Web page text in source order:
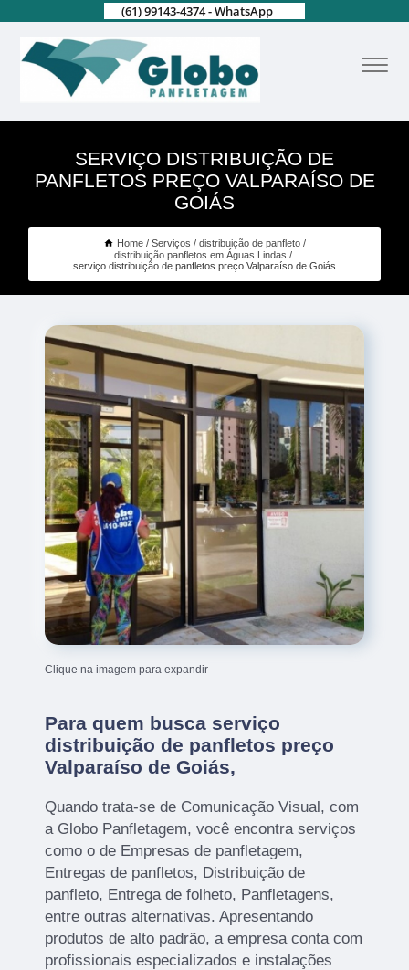
(61) 99143-4374 - WhatsApp
SERVIÇO DISTRIBUIÇÃO DE
PANFLETOS PREÇO VALPARAÍSO DE
GOIÁS
Home Serviços
distribuição de panfleto
distribuição panfletos em Águas Lindas
serviço distribuição de panfletos preço Valparaíso de Goiás
Clique na imagem para expandir
Para quem busca serviço
distribuição de panfletos preço
Valparaíso de Goiás,
Quando trata-se de Comunicação Visual, com
a Globo Panfletagem, você encontra serviços
como o de Empresas de panfletagem,
Entregas de panfletos, Distribuição de
panfleto, Entrega de folheto, Panfletagens,
entre outras alternativas. Apresentando
produtos de alto padrão, a empresa conta com
profissionais especializados e instalações